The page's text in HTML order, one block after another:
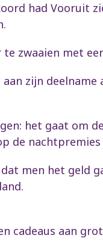
had Vooruit
zwaaien met
zijn
het gaat om
de
men het geld
cadeaus aan